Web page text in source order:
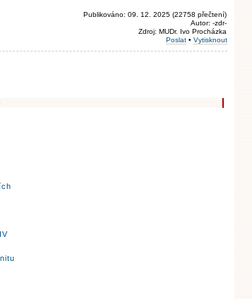
Publikováno: 09. 12. 2025 (22758 přečtení)
Autor: -zdr-
Zdroj: MUDr. Ivo Procházka
Poslat • Vytisknout